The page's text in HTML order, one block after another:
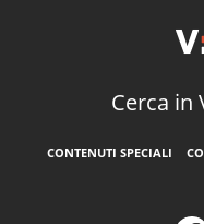
Cerca in
CONTENUTI SPECIALI